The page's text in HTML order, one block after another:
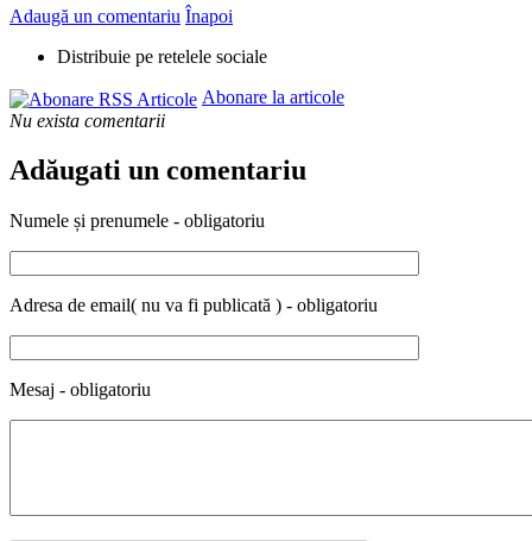
Adaugă un comentariu Înapoi
Distribuie pe retelele sociale
Abonare la articole
Nu exista comentarii
Adăugati un comentariu
Numele și prenumele - obligatoriu
Adresa de email( nu va fi publicată ) - obligatoriu
Mesaj - obligatoriu